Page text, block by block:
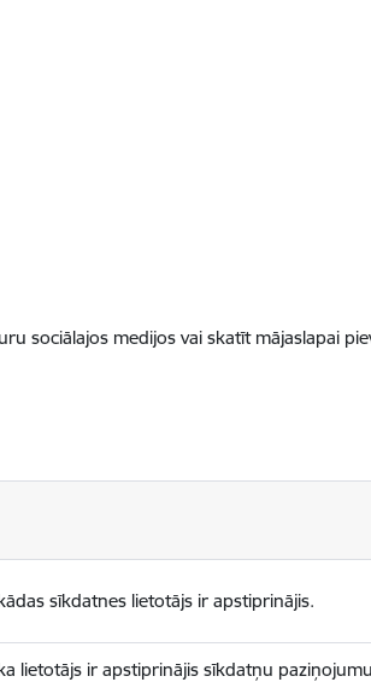
sociālajos medijos vai skatīt mājaslapai
sīkdatnes lietotājs ir apstiprinājis.
lietotājs ir apstiprinājis sīkdatņu